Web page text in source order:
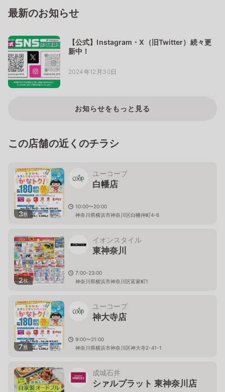
最新のお知らせ
【公式】Instagram・X（旧Twitter）続々更
新中！
2024年12月30日
お知らせをもっと見る
この店舗の近くのチラシ
3枚
ユーコープ
白幡店
10:00〜20:00
神奈川県横浜市神奈川区白幡仲町4-6
2枚
イオンスタイル
東神奈川
7:00-23:00
神奈川県横浜市神奈川区富家町1
7枚
ユーコープ
神大寺店
9:00〜21:00
神奈川県横浜市神奈川区神大寺2-41-1
成城石井
シァルプラット 東神奈川店